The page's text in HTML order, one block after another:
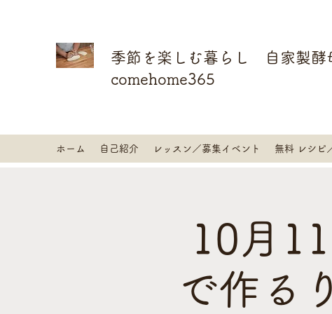
季節を楽しむ暮らし 自家製酵
comehome365
ホーム 自己紹介 レッスン／募集イベント 無料 レシピ
10月
で作る